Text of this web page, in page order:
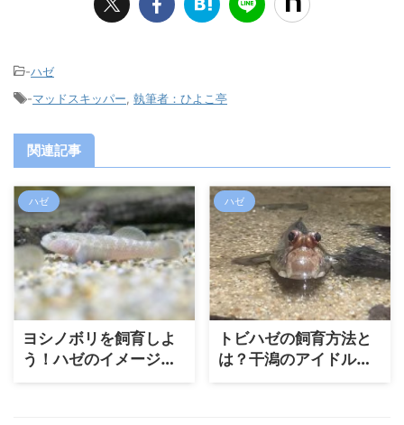
-ハゼ
-マッドスキッパー 執筆者：ひよこ亭
関連記事
ハゼ
ヨシノボリを飼育しよ
う！ハゼのイメージを
変える（？）
ハゼ
トビハゼの飼育方法と
は？干潟のアイドルの
飼い方を徹底解説